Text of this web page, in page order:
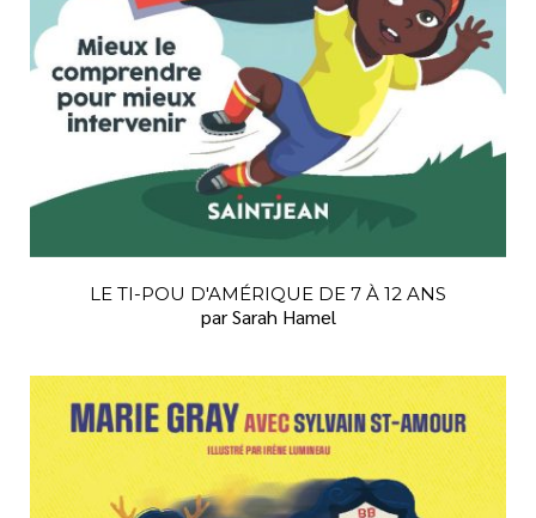
LE TI-POU D'AMÉRIQUE DE 7 À 12 ANS
par Sarah Hamel